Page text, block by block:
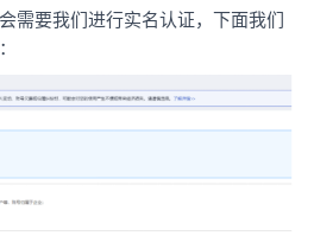
需要我们进行实名认证，下面我们